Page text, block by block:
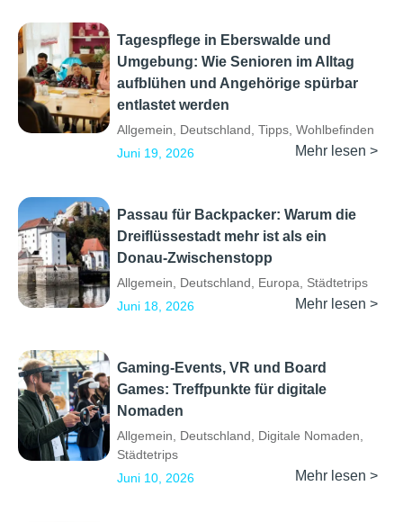
Tagespflege in Eberswalde und
Umgebung: Wie Senioren im Alltag
aufblühen und Angehörige spürbar
entlastet werden
Allgemein, Deutschland, Tipps, Wohlbefinden
Juni 19, 2026
Mehr lesen >
Passau für Backpacker: Warum die
Dreiflüssestadt mehr ist als ein
Donau-Zwischenstopp
Allgemein, Deutschland, Europa, Städtetrips
Juni 18, 2026
Mehr lesen >
Gaming-Events, VR und Board
Games: Treffpunkte für digitale
Nomaden
Allgemein, Deutschland, Digitale Nomaden,
Städtetrips
Juni 10, 2026
Mehr lesen >